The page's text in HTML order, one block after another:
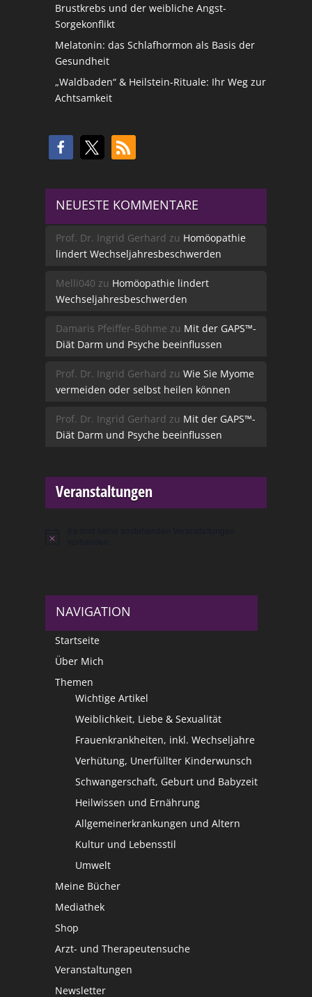
Brustkrebs und der weibliche Angst-
Sorgekonflikt
Melatonin: das Schlafhormon als Basis der
Gesundheit
„Waldbaden“ & Heilstein-Rituale: Ihr Weg zur
Achtsamkeit
NEUESTE KOMMENTARE
Prof. Dr. Ingrid Gerhard zu Homöopathie
lindert Wechseljahresbeschwerden
Melli040 zu Homöopathie lindert
Wechseljahresbeschwerden
Damaris Pfeiffer-Böhme zu Mit der GAPS™-
Diät Darm und Psyche beeinflussen
Prof. Dr. Ingrid Gerhard zu Wie Sie Myome
vermeiden oder selbst heilen können
Prof. Dr. Ingrid Gerhard zu Mit der GAPS™-
Diät Darm und Psyche beeinflussen
Veranstaltungen
Hinweis
NAVIGATION
Startseite
Über Mich
Themen
Wichtige Artikel
Weiblichkeit, Liebe & Sexualität
Frauenkrankheiten, inkl. Wechseljahre
Verhütung, Unerfüllter Kinderwunsch
Schwangerschaft, Geburt und Babyzeit
Heilwissen und Ernährung
Allgemeinerkrankungen und Altern
Kultur und Lebensstil
Umwelt
Meine Bücher
Mediathek
Shop
Arzt- und Therapeutensuche
Veranstaltungen
Newsletter